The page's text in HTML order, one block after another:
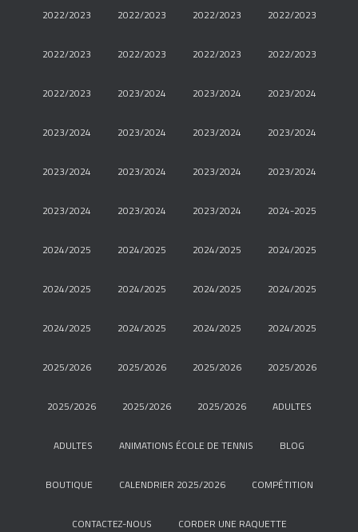
2022/2023 2022/2023 2022/2023 2022/2023
2022/2023 2022/2023 2022/2023 2022/2023
2022/2023 2023/2024 2023/2024 2023/2024
2023/2024 2023/2024 2023/2024 2023/2024
2023/2024 2023/2024 2023/2024 2023/2024
2023/2024 2023/2024 2023/2024 2024-2025
2024/2025 2024/2025 2024/2025 2024/2025
2024/2025 2024/2025 2024/2025 2024/2025
2024/2025 2024/2025 2024/2025 2024/2025
2025/2026 2025/2026 2025/2026 2025/2026
2025/2026 2025/2026 2025/2026 ADULTES
ADULTES ANIMATIONS ÉCOLE DE TENNIS BLOG
BOUTIQUE CALENDRIER 2025/2026 COMPÉTITION
CONTACTEZ-NOUS CORDER UNE RAQUETTE